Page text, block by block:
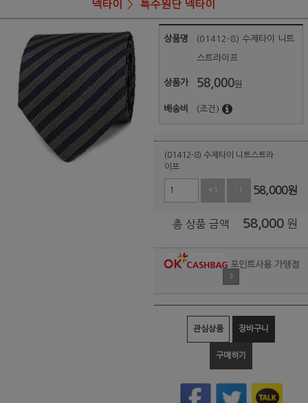
넥타이 특수원단 넥타이
상품명 (01412-8) 수제타이 니트
스트라이프
상품가 58,000원
배송비 (조건)
(01412-8) 수제타이 니트스트라
이프
+1 -1 58,000원
총 상품 금액 58,000 원
포인트사용 가맹점
?
관심상품 장바구니
구매하기